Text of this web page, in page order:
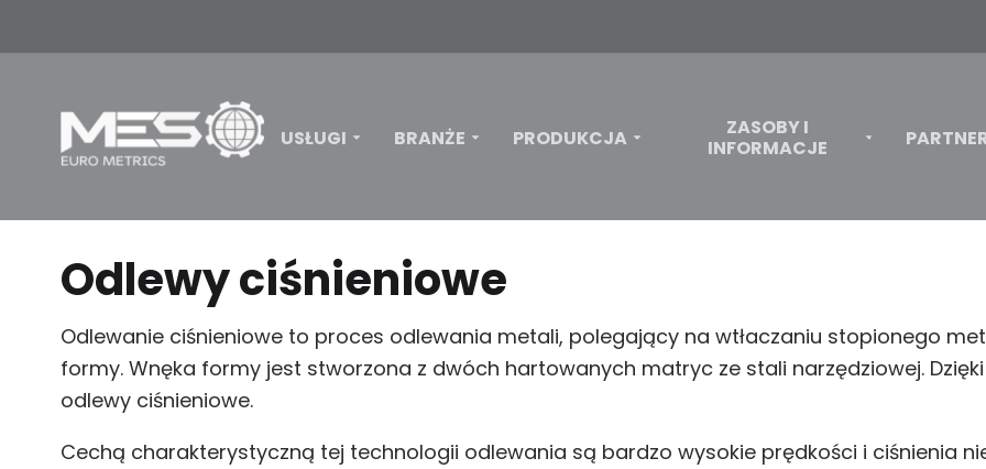
USŁUGI BRANŻE PRODUKCJA
ZASOBY I
INFORMACJE
Odlewy ciśnieniowe
Odlewanie ciśnieniowe to proces odlewania metali, polegający na wtłaczaniu stopionego
formy. Wnęka formy jest stworzona z dwóch hartowanych matryc ze stali narzędziowej.
odlewy ciśnieniowe.
Cechą charakterystyczną tej technologii odlewania są bardzo wysokie prędkości i ciśnienia